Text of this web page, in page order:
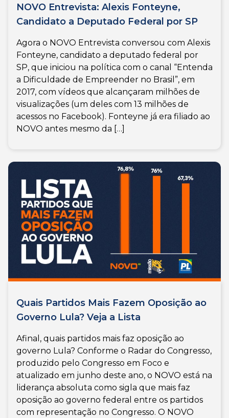
NOVO Entrevista: Alexis Fonteyne,
Candidato a Deputado Federal por SP
Agora o NOVO Entrevista conversou com Alexis
Fonteyne, candidato a deputado federal por
SP, que iniciou na política com o canal “Entenda
a Dificuldade de Empreender no Brasil”, em
2017, com vídeos que alcançaram milhões de
visualizações (um deles com 13 milhões de
acessos no Facebook). Fonteyne já era filiado ao
NOVO antes mesmo da […]
Quais Partidos Mais Fazem Oposição ao
Governo Lula? Veja a Lista
Afinal, quais partidos mais faz oposição ao
governo Lula? Conforme o Radar do Congresso,
produzido pelo Congresso em Foco e
atualizado em junho deste ano, o NOVO está na
liderança absoluta como sigla que mais faz
oposição ao governo federal entre os partidos
com representação no Congresso. O NOVO